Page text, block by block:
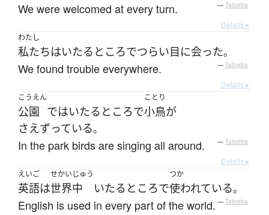
We were welcomed at every turn. — Tatoeba
Details ▸
わたし
私たちはいたるところでつらい目に会った。
We found trouble everywhere. — Tatoeba
Details ▸
こうえん
公園 ではいたるところで
ことり
小鳥が
さえずっている。
In the park birds are singing all around. — Tatoeba
Details ▸
えいご
英語は
せかいじゅう
世界中 いたるところで
つか
使われている。
English is used in every part of the world. — Tatoeba